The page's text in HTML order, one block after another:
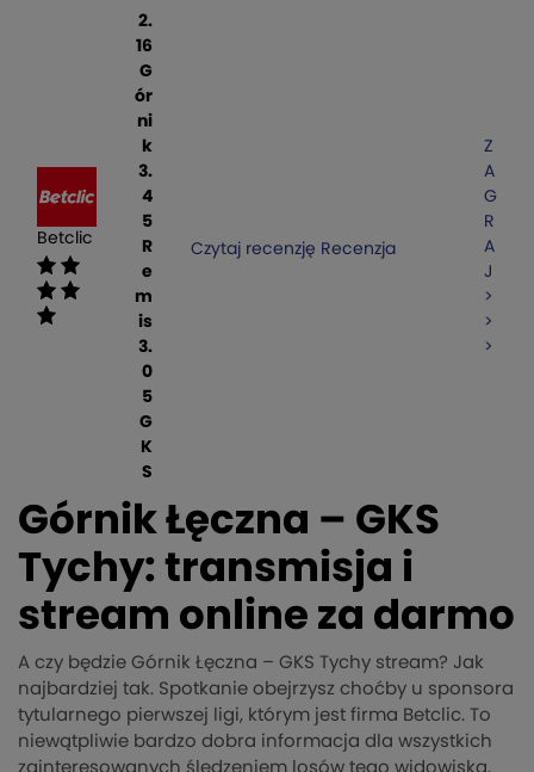
Betclic
2.
16
G
ór
ni
k
3.
4
5
R
e
m
is
3.
0
5
G
K
S
Czytaj recenzję Recenzja
Z
A
G
R
A
J
>
>
>
Górnik Łęczna – GKS
Tychy: transmisja i
stream online za darmo
A czy będzie Górnik Łęczna – GKS Tychy stream? Jak
najbardziej tak. Spotkanie obejrzysz choćby u sponsora
tytularnego pierwszej ligi, którym jest firma Betclic. To
niewątpliwie bardzo dobra informacja dla wszystkich
zainteresowanych śledzeniem losów tego widowiska.